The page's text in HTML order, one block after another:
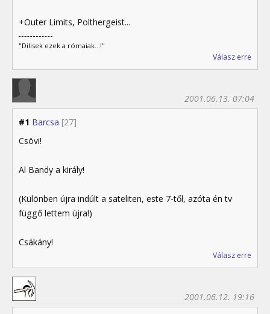
+Outer Limits, Polthergeist...
"Dilisek ezek a rómaiak...!"
Válasz erre
#1 Barcsa [27]
2001.06.13. 07:04
Csövi!
Al Bandy a király!
(Különben újra indúlt a sateliten, este 7-től, azóta én tv
függő lettem újra!)
Csákány!
Válasz erre
2001.06.12. 19:16